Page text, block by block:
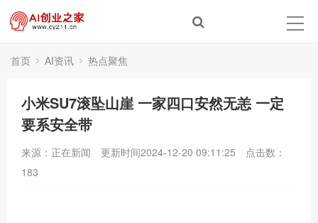
首页 AI资讯 热点聚焦
小米SU7滚坠山崖 一家四口安然无恙 一定
要系安全带
来源：正在新闻 更新时间2024-12-20 09:11:25
点击数：
183